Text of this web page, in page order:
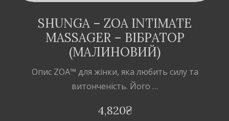
SHUNGA – ZOA INTIMATE
MASSAGER – ВІБРАТОР
(МАЛИНОВИЙ)
Опис ZOA™ для жінки, яка любить силу та
витонченість. Його …
4,820₴